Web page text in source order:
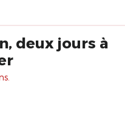
deux jours à